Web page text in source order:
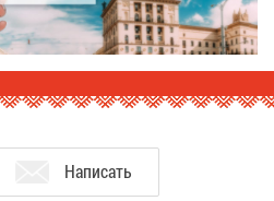
На­пи­сать